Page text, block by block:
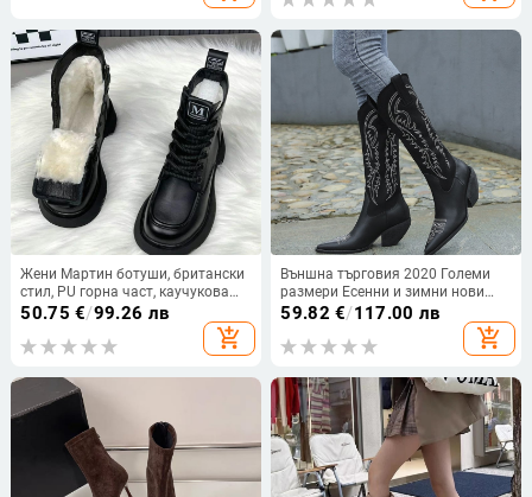
Жени Мартин ботуши, британски
стил, PU горна част, каучукова
подметка, дебел ток, средна
височина на тока 3–5 см, средна
дължина на ботуша
50.75 €/99.26 лв
add_shopping_cart
Външна търговия 2020 Големи
размери Есенни и зимни нови
кожени ботуши в европейски и
американски стил с бродирани
остри високи ботуши с оформен
59.82 €/117.00 лв
add_shopping_cart